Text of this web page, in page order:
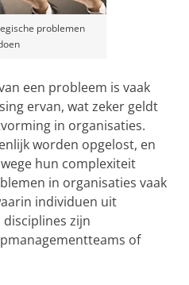
problemen
een probleem is vaak
ervan, wat zeker geldt
in organisaties.
worden opgelost, en
hun complexiteit
in organisaties vaak
individuen uit
zijn
of